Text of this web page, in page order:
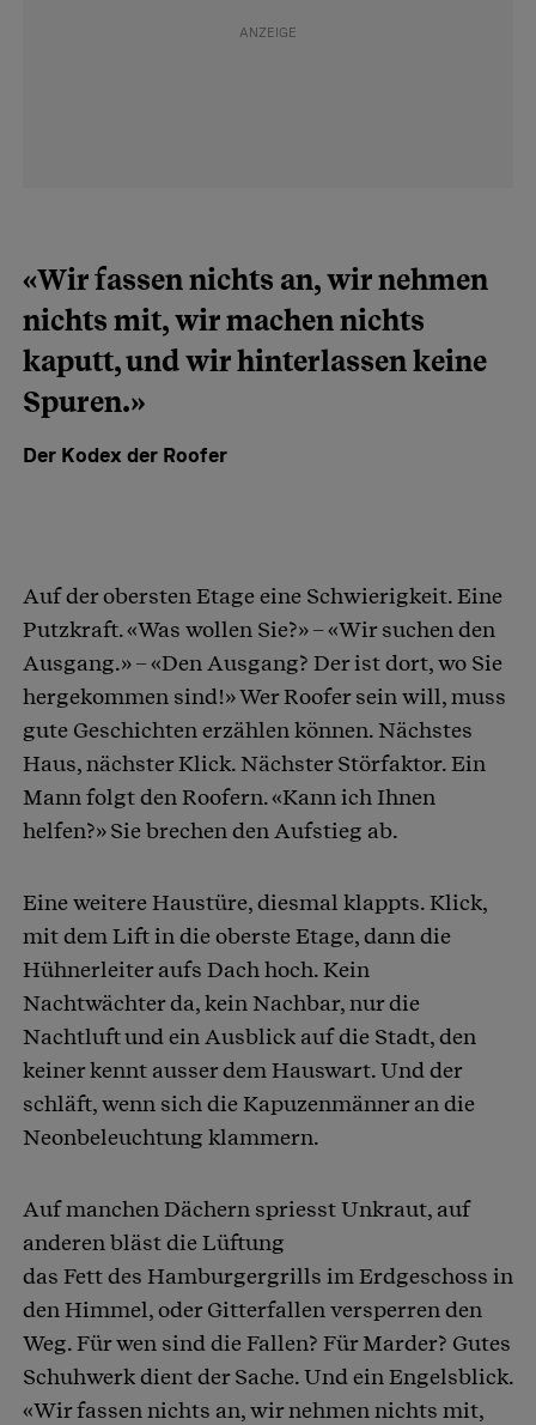
«Wir fassen nichts an, wir nehmen
nichts mit, wir machen nichts
kaputt, und wir hinterlassen keine
Spuren.»
Der Kodex der Roofer
Auf der obersten Etage eine Schwierigkeit. Eine
Putzkraft. «Was wollen Sie?» – «Wir suchen den
Ausgang.» – «Den Ausgang? Der ist dort, wo Sie
hergekommen sind!» Wer Roofer sein will, muss
gute Geschichten erzählen können. Nächstes
Haus, nächster Klick. Nächster Störfaktor. Ein
Mann folgt den Roofern. «Kann ich Ihnen
helfen?» Sie brechen den Aufstieg ab.
Eine weitere Haustüre, diesmal klappts. Klick,
mit dem Lift in die oberste Etage, dann die
Hühnerleiter aufs Dach hoch. Kein
Nachtwächter da, kein Nachbar, nur die
Nachtluft und ein Ausblick auf die Stadt, den
keiner kennt ausser dem Hauswart. Und der
schläft, wenn sich die Kapuzenmänner an die
Neonbeleuchtung klammern.
Auf manchen Dächern spriesst Unkraut, auf
anderen bläst die Lüftung
das Fett des Hamburgergrills im Erdgeschoss in
den Himmel, oder Gitterfallen versperren den
Weg. Für wen sind die Fallen? Für Marder? Gutes
Schuhwerk dient der Sache. Und ein Engelsblick.
«Wir fassen nichts an, wir nehmen nichts mit,